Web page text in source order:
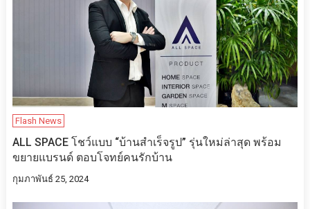
Flash News
ALL SPACE โชว์แบบ “บ้านสำเร็จรูป” รุ่นใหม่ล่าสุด พร้อม
ขยายแบรนด์ ตอบโจทย์คนรักบ้าน
กุมภาพันธ์ 25, 2024